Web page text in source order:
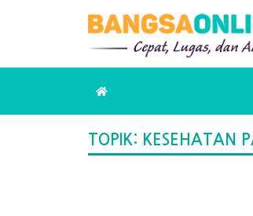
TOPIK: KESEHATAN